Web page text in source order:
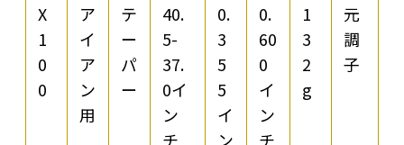
X
1
0
0
ア
イ
ア
ン
用
テ
ー
パ
ー
40.
5-
37.
0イ
ン
チ
0.
3
5
5
イ
ン
0.
60
0
イ
ン
チ
1
3
2
g
元
調
子